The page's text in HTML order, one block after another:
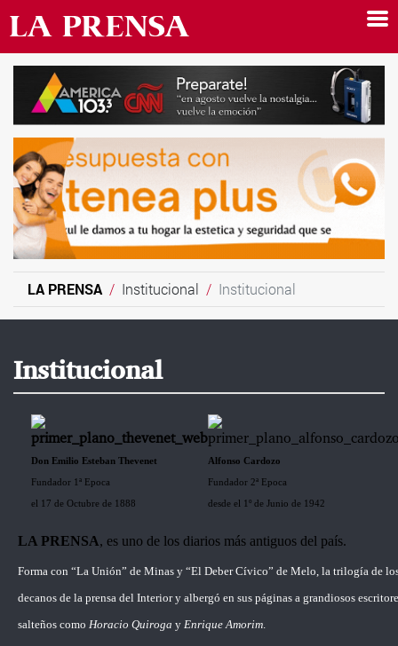
LA PRENSA Institucional Institucional
Institucional
Don Emilio Esteban Thevenet
Fundador 1ª Epoca
el 17 de Octubre de 1888
Alfonso Cardozo
Fundador 2ª Epoca
desde el 1º de Junio de 1942
LA PRENSA, es uno de los diarios más antiguos del país.
Forma con “La Unión” de Minas y “El Deber Cívico” de Melo, la trilogía de
decanos de la prensa del Interior y albergó en sus páginas a grandiosos
salteños como Horacio Quiroga y Enrique Amorim